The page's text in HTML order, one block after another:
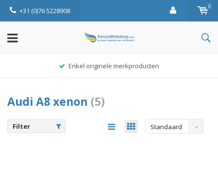
+31 (0)76 5228908 0
Enkel originele merkproducten
Audi A8 xenon (5)
Filter Standaard